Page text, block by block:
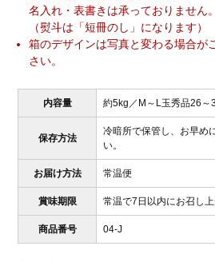
名入れ・表書きは承っておりません
（熨斗は「短冊のし」になります）
箱のデザインは写真と変わる場合が
さい。
内容量 約5kg／M～L玉秀品26～
保存方法
冷暗所で保管し、お早め
い。
お届け方法 常温便
賞味期限 常温で7日以内にお召し
商品番号 04-J